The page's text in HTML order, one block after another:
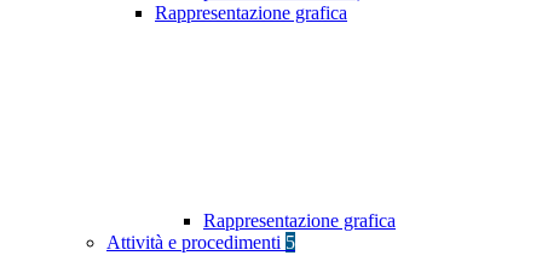
Rappresentazione grafica
Rappresentazione grafica
Attività e procedimenti 5